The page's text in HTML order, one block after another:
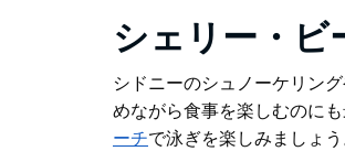
シェリー・ビ
シドニーのシュノーケリン
めながら食事を楽しむのに
ーチで泳ぎを楽しみましょう